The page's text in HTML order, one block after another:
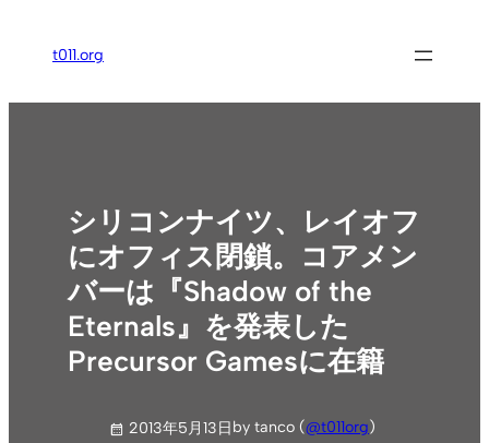
ス
t011.org
シリコンナイツ、レイオフ
にオフィス閉鎖。コアメン
バーは『Shadow of the
Eternals』を発表した
Precursor Gamesに在籍
2013年5月13日by tanco (@t011org)